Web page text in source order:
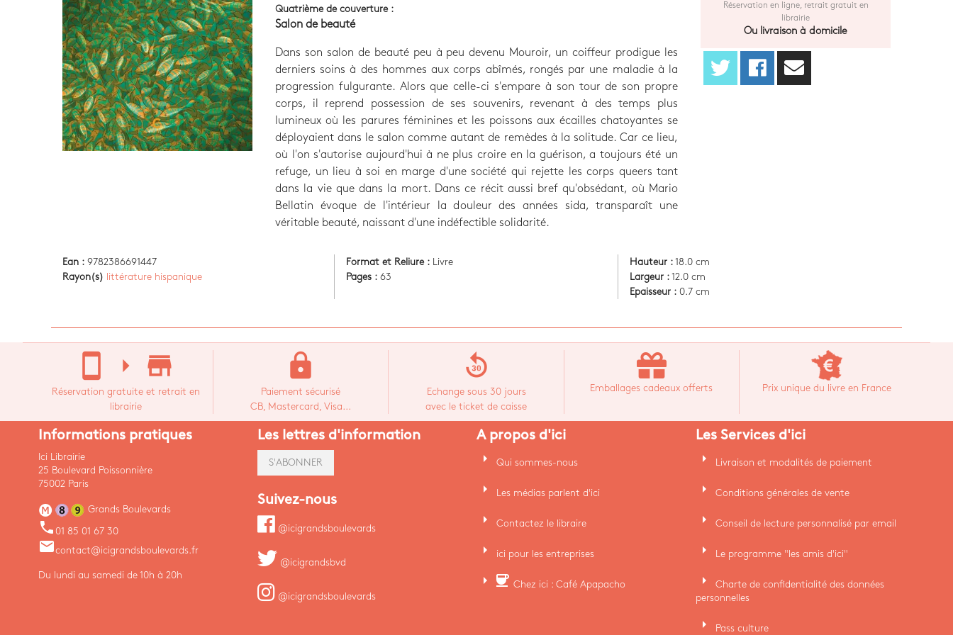
Quatrième de couverture :
Salon de beauté
Dans son salon de beauté peu à peu devenu Mouroir, un coiffeur prodigue les
derniers soins à des hommes aux corps abîmés, rongés par une maladie à la
progression fulgurante. Alors que celle-ci s'empare à son tour de son propre
corps, il reprend possession de ses souvenirs, revenant à des temps plus
lumineux où les parures féminines et les poissons aux écailles chatoyantes se
déployaient dans le salon comme autant de remèdes à la solitude. Car ce lieu,
où l'on s'autorise aujourd'hui à ne plus croire en la guérison, a toujours été un
refuge, un lieu à soi en marge d'une société qui rejette les corps queers tant
dans la vie que dans la mort. Dans ce récit aussi bref qu'obsédant, où Mario
Bellatin évoque de l'intérieur la douleur des années sida, transparaît une
véritable beauté, naissant d'une indéfectible solidarité.
Réservation en ligne, retrait gratuit en
librairie
Ou livraison à domicile
Ean : 9782386691447
Rayon(s)
littérature hispanique
Format et Reliure :
Livre
Pages : 63
Hauteur : 18.0 cm
Largeur : 12.0 cm
Epaisseur : 0.7 cm
stay_current_portrait arrow_right store_mall_directory
Réservation gratuite et retrait en
librairie
lock
Paiement sécurisé
CB, Mastercard, Visa...
replay_30
Echange sous 30 jours
avec le ticket de caisse
Emballages cadeaux offerts Prix unique du livre en France
Informations pratiques
Ici Librairie
25 Boulevard Poissonnière
75002 Paris
Grands Boulevards
phone 01 85 01 67 30
emailcontact@icigrandsboulevards.fr
Du lundi au samedi de 10h à 20h
Les lettres d'information
S'ABONNER
Suivez-nous
@icigrandsboulevards
@icigrandsbvd
@icigrandsboulevards
A propos d'ici
arrow_right Qui sommes-nous
arrow_right Les médias parlent d'ici
arrow_right Contactez le libraire
arrow_right ici pour les entreprises
arrow_right coffee Chez ici : Café Apapacho
Les Services d'ici
arrow_right Livraison et modalités de paiement
arrow_right Conditions générales de vente
arrow_right Conseil de lecture personnalisé par email
arrow_right Le programme "les amis d'ici"
arrow_right
Charte de confidentialité des données
personnelles
arrow_right Pass culture